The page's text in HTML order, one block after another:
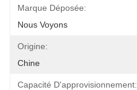
Marque Déposée:
Nous Voyons
Origine:
Chine
Capacité D'approvisionnement: